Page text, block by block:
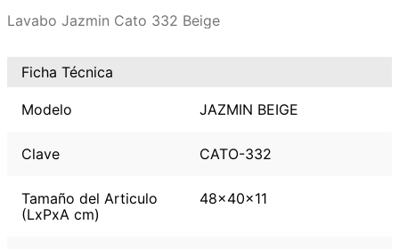
Lavabo Jazmin Cato 332 Beige
Ficha Técnica
Modelo JAZMIN BEIGE
Clave CATO-332
Tamaño del Articulo
(LxPxA cm)
48x40x11